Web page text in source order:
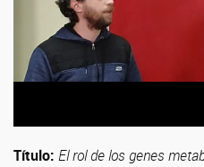
Título: El rol de los genes